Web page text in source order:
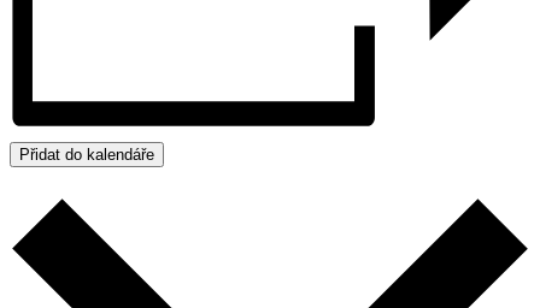
Přidat do kalendáře